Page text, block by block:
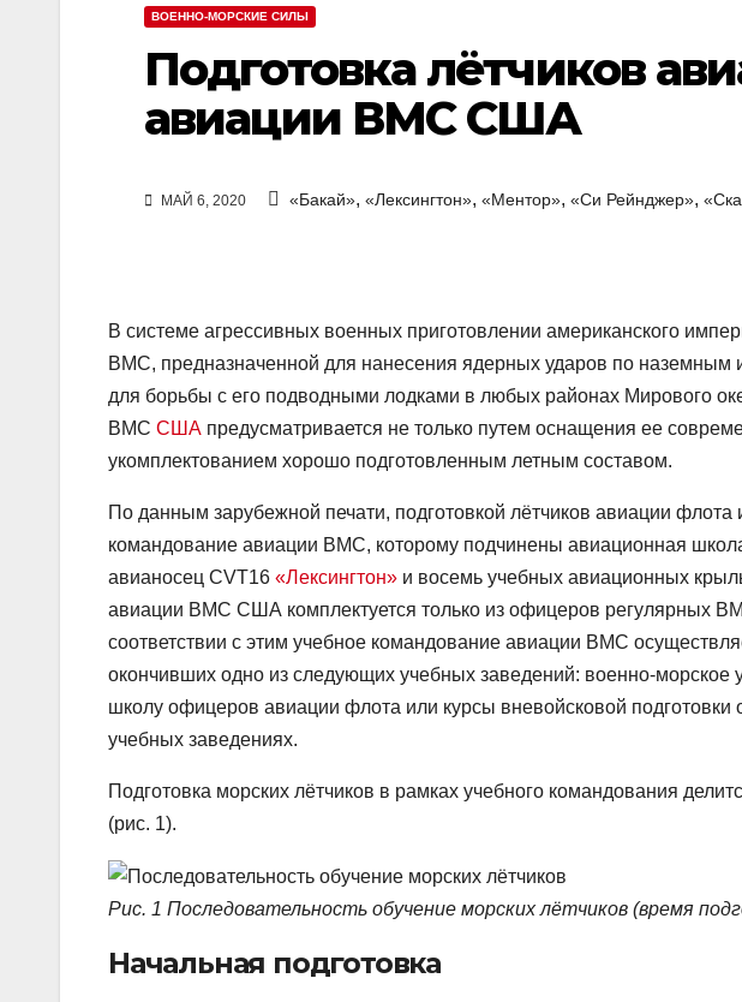
ВОЕННО-МОРСКИЕ СИЛЫ
Подготовка лётчиков
авиации ВМС США
МАЙ 6, 2020 «Бакай», «Лексингтон», «Ментор», «Си Рейнджер»,
В системе агрессивных военных приготовлении американского
ВМС, предназначенной для нанесения ядерных ударов по наземным
для борьбы с его подводными лодками в любых районах Мирового
ВМС США предусматривается не только путем оснащения ее
укомплектованием хорошо подготовленным летным составом.
По данным зарубежной печати, подготовкой лётчиков авиации
командование авиации ВМС, которому подчинены авиационная
авианосец CVT16 «Лексингтон» и восемь учебных авиационных
авиации ВМС США комплектуется только из офицеров регулярных
соответствии с этим учебное командование авиации ВМС
окончивших одно из следующих учебных заведений: военно-морское
школу офицеров авиации флота или курсы вневойсковой
учебных заведениях.
Подготовка морских лётчиков в рамках учебного командования
(рис. 1).
Рис. 1 Последовательность обучение морских лётчиков (время
Начальная подготовка